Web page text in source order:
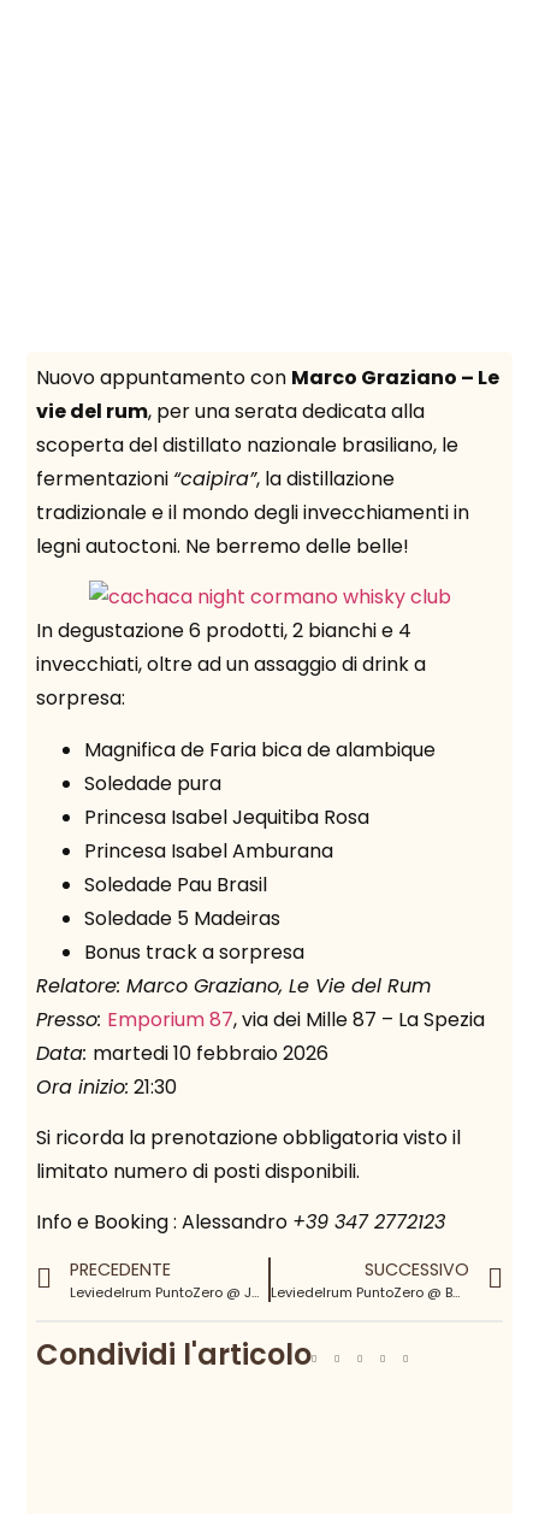
Nuovo appuntamento con Marco Graziano – Le
vie del rum, per una serata dedicata alla
scoperta del distillato nazionale brasiliano, le
fermentazioni “caipira”, la distillazione
tradizionale e il mondo degli invecchiamenti in
legni autoctoni. Ne berremo delle belle!
In degustazione 6 prodotti, 2 bianchi e 4
invecchiati, oltre ad un assaggio di drink a
sorpresa:
Magnifica de Faria bica de alambique
Soledade pura
Princesa Isabel Jequitiba Rosa
Princesa Isabel Amburana
Soledade Pau Brasil
Soledade 5 Madeiras
Bonus track a sorpresa
Relatore: Marco Graziano, Le Vie del Rum
Presso: Emporium 87, via dei Mille 87 – La Spezia
Data: martedi 10 febbraio 2026
Ora inizio: 21:30
Si ricorda la prenotazione obbligatoria visto il
limitato numero di posti disponibili.
Info e Booking : Alessandro +39 347 2772123
PRECEDENTE
Leviedelrum PuntoZero @ Johnnie Fox’s – Marina di Carrara
SUCCESSIVO
Leviedelrum PuntoZero @ Bar Garibaldi – Schio (VI)
Condividi l'articolo